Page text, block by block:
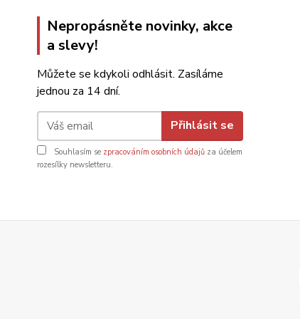
Nepropásněte novinky, akce
a slevy!
Můžete se kdykoli odhlásit. Zasíláme
jednou za 14 dní.
Přihlásit se
Souhlasím se zpracováním osobních údajů za účelem
rozesílky newsletteru.